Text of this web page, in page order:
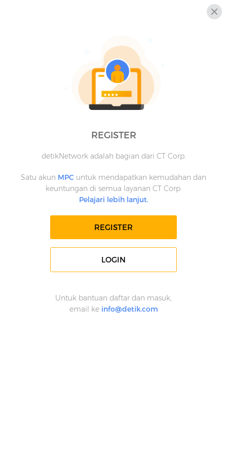
REGISTER
detikNetwork adalah bagian dari CT Corp.
Satu akun MPC untuk mendapatkan kemudahan dan
keuntungan di semua layanan CT Corp.
Pelajari lebih lanjut.
REGISTER
LOGIN
Untuk bantuan daftar dan masuk,
email ke info@detik.com